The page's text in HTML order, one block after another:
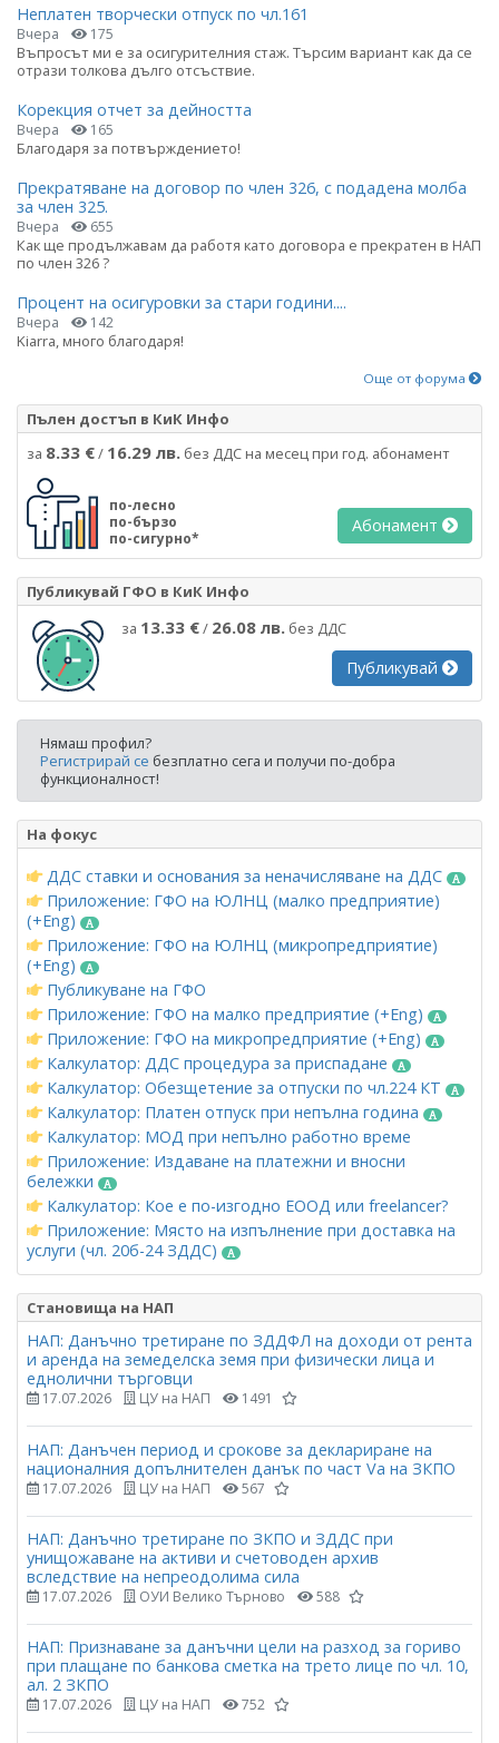
Неплатен творчески отпуск по чл.161
Вчера 175
Въпросът ми е за осигурителния стаж. Търсим вариант как да се
отрази толкова дълго отсъствие.
Корекция отчет за дейността
Вчера 165
Благодаря за потвърждението!
Прекратяване на договор по член 326, с подадена молба
за член 325.
Вчера 655
Как ще продължавам да работя като договора е прекратен в НАП
по член 326 ?
Процент на осигуровки за стари години....
Вчера 142
Kiarra, много благодаря!
Още от форума
Пълен достъп в КиК Инфо
за 8.33 €/ 16.29 лв. без ДДС на месец при год. абонамент
по-лесно
по-бързо
по-сигурно*
Абонамент
Публикувай ГФО в КиК Инфо
за 13.33 €/ 26.08 лв. без ДДС
Публикувай
Нямаш профил?
Регистрирай се безплатно сега и получи по-добра
функционалност!
На фокус
ДДС ставки и основания за неначисляване на ДДС
Приложение: ГФО на ЮЛНЦ (малко предприятие)
(+Eng)
Приложение: ГФО на ЮЛНЦ (микропредприятие)
(+Eng)
Публикуване на ГФО
Приложение: ГФО на малко предприятие (+Eng)
Приложение: ГФО на микропредприятие (+Eng)
Калкулатор: ДДС процедура за приспадане
Калкулатор: Обезщетение за отпуски по чл.224 КТ
Калкулатор: Платен отпуск при непълна година
Калкулатор: МОД при непълно работно време
Приложение: Издаване на платежни и вносни
бележки
Калкулатор: Кое е по-изгодно ЕООД или freelancer?
Приложение: Място на изпълнение при доставка на
услуги (чл. 20б-24 ЗДДС)
Становища на НАП
НАП: Данъчно третиране по ЗДДФЛ на доходи от рента
и аренда на земеделска земя при физически лица и
еднолични търговци
17.07.2026 ЦУ на НАП 1491
НАП: Данъчен период и срокове за деклариране на
националния допълнителен данък по част Vа на ЗКПО
17.07.2026 ЦУ на НАП 567
НАП: Данъчно третиране по ЗКПО и ЗДДС при
унищожаване на активи и счетоводен архив
вследствие на непреодолима сила
17.07.2026 ОУИ Велико Търново 588
НАП: Признаване за данъчни цели на разход за гориво
при плащане по банкова сметка на трето лице по чл. 10,
ал. 2 ЗКПО
17.07.2026 ЦУ на НАП 752